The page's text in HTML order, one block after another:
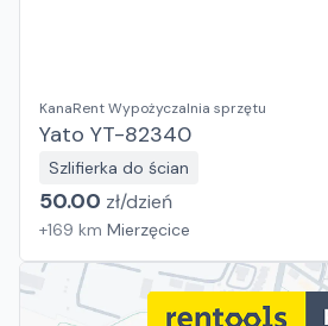
KanaRent Wypożyczalnia sprzętu
Yato YT-82340
Szlifierka do ścian
50.00 zł/dzień
+169 km Mierzęcice